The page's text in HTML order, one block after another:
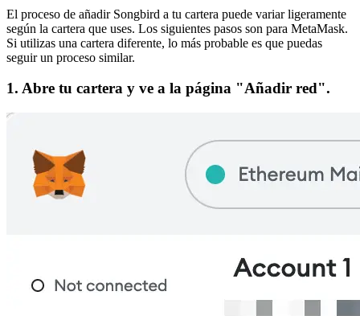
El proceso de añadir Songbird a tu cartera puede variar ligeramente
según la cartera que uses. Los siguientes pasos son para MetaMask.
Si utilizas una cartera diferente, lo más probable es que puedas
seguir un proceso similar.
1. Abre tu cartera y ve a la página "Añadir red".